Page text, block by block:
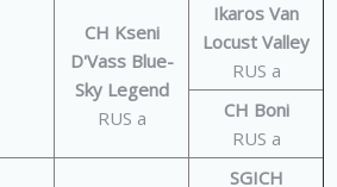
CH Kseni
D'Vass Blue-
Sky Legend
RUS a
Ikaros Van
Locust Valley
RUS a
CH Boni
RUS a
SGICH